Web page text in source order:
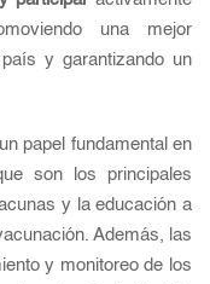
una mejor
y garantizando un
papel fundamental en
son los principales
y la educación a
Además, las
y monitoreo de los